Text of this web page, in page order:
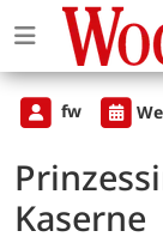
fw
Kaserne